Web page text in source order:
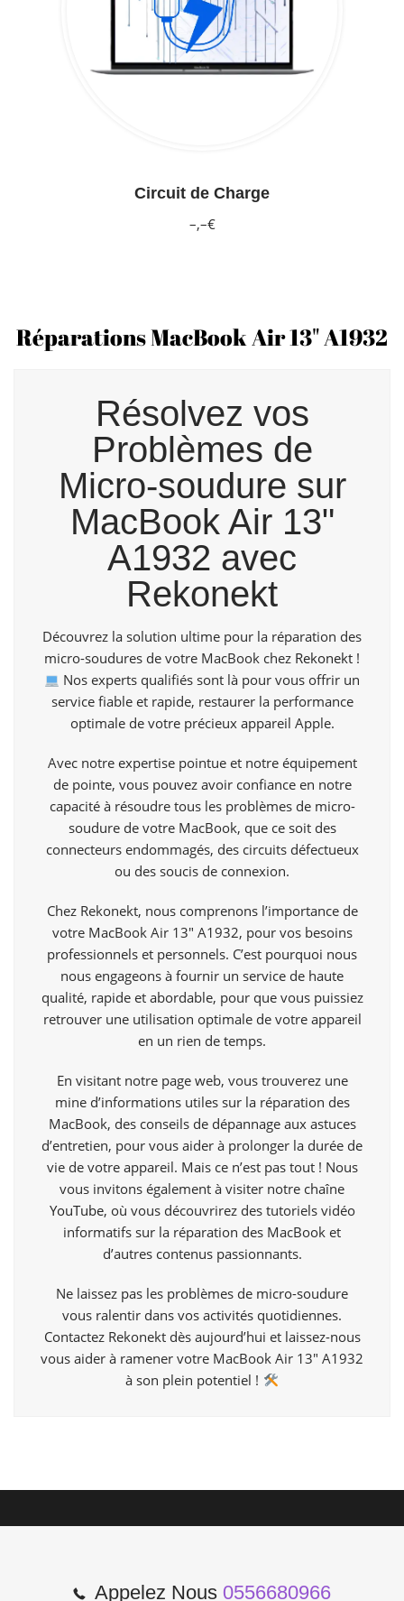
Circuit de Charge
–,–€
Réparations MacBook Air 13" A1932
Résolvez vos
Problèmes de
Micro-soudure sur
MacBook Air 13"
A1932 avec
Rekonekt
Découvrez la solution ultime pour la réparation des
micro-soudures de votre MacBook chez Rekonekt !
Nos experts qualifiés sont là pour vous offrir un
service fiable et rapide, restaurer la performance
optimale de votre précieux appareil Apple.
Avec notre expertise pointue et notre équipement
de pointe, vous pouvez avoir confiance en notre
capacité à résoudre tous les problèmes de micro-
soudure de votre MacBook, que ce soit des
connecteurs endommagés, des circuits défectueux
ou des soucis de connexion.
Chez Rekonekt, nous comprenons l’importance de
votre MacBook Air 13″ A1932, pour vos besoins
professionnels et personnels. C’est pourquoi nous
nous engageons à fournir un service de haute
qualité, rapide et abordable, pour que vous puissiez
retrouver une utilisation optimale de votre appareil
en un rien de temps.
En visitant notre page web, vous trouverez une
mine d’informations utiles sur la réparation des
MacBook, des conseils de dépannage aux astuces
d’entretien, pour vous aider à prolonger la durée de
vie de votre appareil. Mais ce n’est pas tout ! Nous
vous invitons également à visiter notre chaîne
YouTube, où vous découvrirez des tutoriels vidéo
informatifs sur la réparation des MacBook et
d’autres contenus passionnants.
Ne laissez pas les problèmes de micro-soudure
vous ralentir dans vos activités quotidiennes.
Contactez Rekonekt dès aujourd’hui et laissez-nous
vous aider à ramener votre MacBook Air 13″ A1932
à son plein potentiel !
Appelez Nous 0556680966